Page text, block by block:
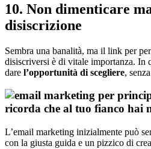
10. Non dimenticare
disiscrizione
Sembra una banalità, ma il link per
disiscriversi è di vitale importanza. In
dare l’opportunità di scegliere,
ricorda che al tuo fianco hai
L’email marketing inizialmente può
con la giusta guida e un pizzico di